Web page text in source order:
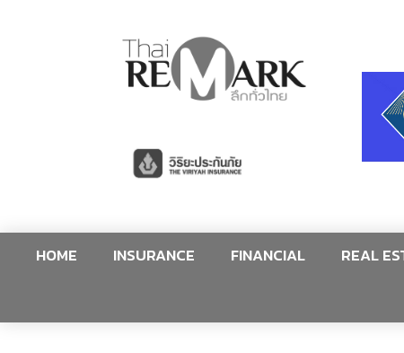
HOME INSURANCE FINANCIAL REAL